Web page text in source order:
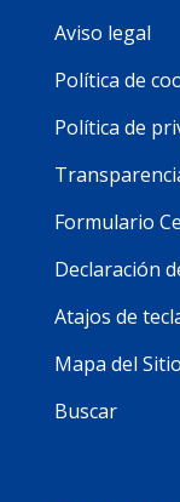
Aviso legal
Política de
Política de
Formulario
Declaración
Atajos de
Mapa del
Buscar